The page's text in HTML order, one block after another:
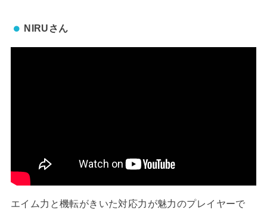
NIRUさん
エイム力と機転がきいた対応力が魅力のプレイヤーで